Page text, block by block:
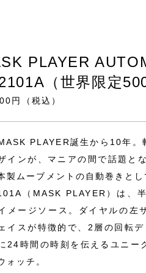
PLAYER
（世界限定500
円（税込）
PLAYER誕生から10年。
インが、マニアの間で話題と
製ムーブメントの自動巻きとし
（MASK PLAYER）は、
メージソース。ダイヤルの左
イスが特徴的で、2層の回転
24時間の時刻を伝えるユニー
ォッチ。